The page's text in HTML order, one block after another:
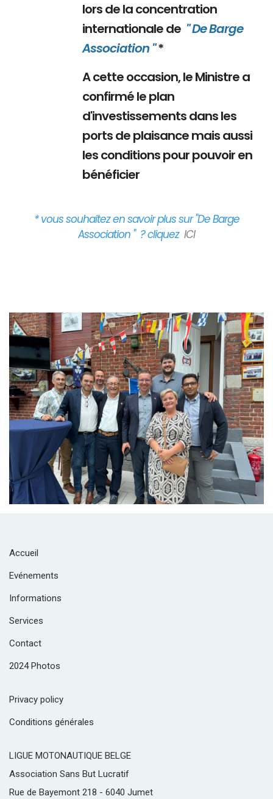
lors de la concentration
internationale de " De Barge
Association "*
A cette occasion, le Ministre a
confirmé le plan
d'investissements dans les
ports de plaisance mais aussi
les conditions pour pouvoir en
bénéficier
* vous souhaitez en savoir plus sur "De Barge
Association " ? cliquez ICI
Branding
ARMCHAIR
Accueil
Evénements
Informations
Services
Contact
2024 Photos
Privacy policy
Conditions générales
LIGUE MOTONAUTIQUE BELGE
Association Sans But Lucratif
Rue de Bayemont 218 - 6040 Jumet